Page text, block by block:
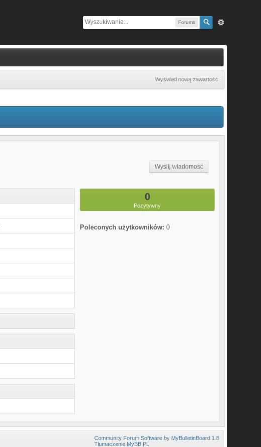
Forums
Wyświetl nową zawartość
Wyślij wiadomość
0
Pozytywny
Poleconych użytkowników: 0
Community Forum Software by MyBulletinBoard 1.8
Tłumaczenie MyBB PL